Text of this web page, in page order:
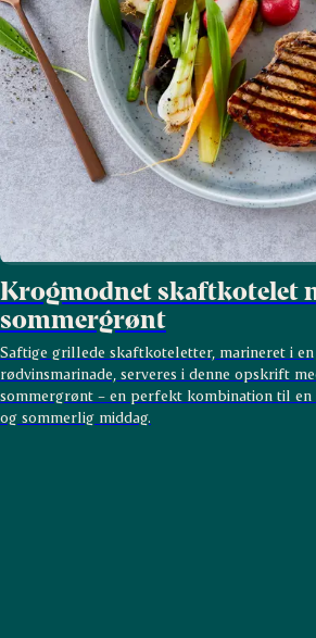
Krogmodnet skaftkotelet
sommergrønt
Saftige grillede skaftkoteletter, marineret i en
rødvinsmarinade, serveres i denne opskrift
sommergrønt – en perfekt kombination til en
og sommerlig middag.